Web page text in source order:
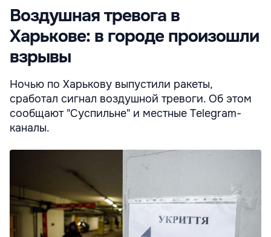
Воздушная тревога в
Харькове: в городе произошли
взрывы
Ночью по Харькову выпустили ракеты,
сработал сигнал воздушной тревоги. Об этом
сообщают "Суспильне" и местные Telegram-
каналы.